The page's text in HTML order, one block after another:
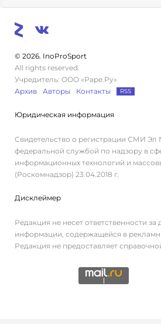
© 2026. InoProSport
All rights reserved.
Учредитель: ООО «Раре.Ру»
Архив
Авторы Контакты RSS
Юридическая информация
Свидетельство о регистрации СМИ
федеральной службой по надзору в
информационных технологий и
(Роскомнадзор) 23.04.2018 г.
Дисклеймер
Редакция не несет ответственности за
информации, содержащейся в
Редакция не предоставляет